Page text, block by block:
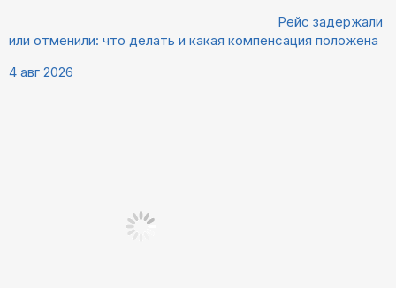
Рейс задержали
или отменили: что делать и какая компенсация положена
4 авг 2026